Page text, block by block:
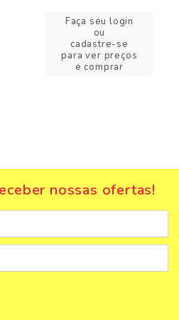
Faça seu login
ou
cadastre-se
para ver preços
e comprar
nossas ofertas!